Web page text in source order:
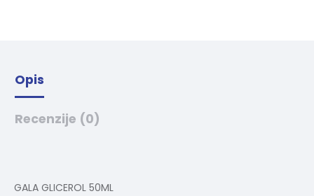
Opis
Recenzije (0)
GALA GLICEROL 50ML